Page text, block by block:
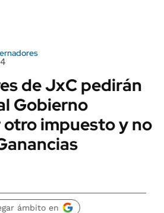
de JxC pedirán
Gobierno
impuesto y no
ámbito en